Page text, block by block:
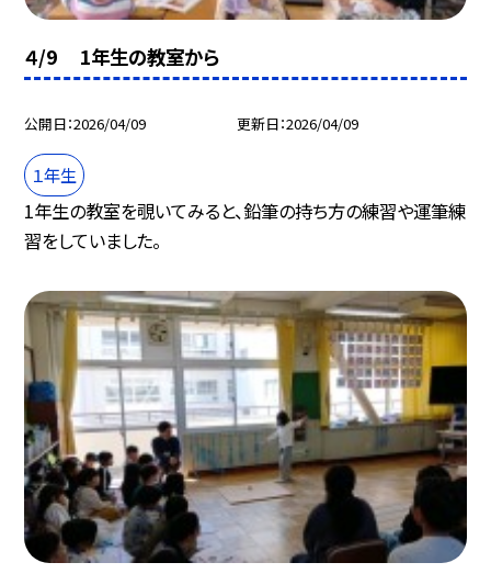
４/9 1年生の教室から
公開日 2026/04/09 更新日 2026/04/09
１年生
1年生の教室を覗いてみると、鉛筆の持ち方の練習や運筆練
習をしていました。